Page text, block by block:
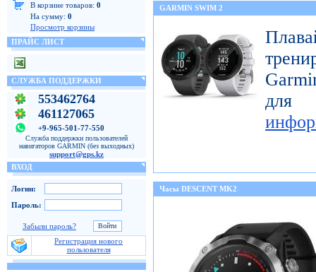
В корзине товаров: 0
На сумму: 0
Просмотр корзины
ПРАЙС ЛИСТ
СЛУЖБА ПОДДЕРЖКИ
553462764
461127065
+9-965-501-77-550
Служба поддержки пользователей
навигаторов GARMIN (без выходных)
support@gps.kz
ВХОД
Логин:
Пароль:
Забыли пароль?
Регистрация нового
пользователя
GARMIN SWIM 2
для
Часы DESCENT MK2